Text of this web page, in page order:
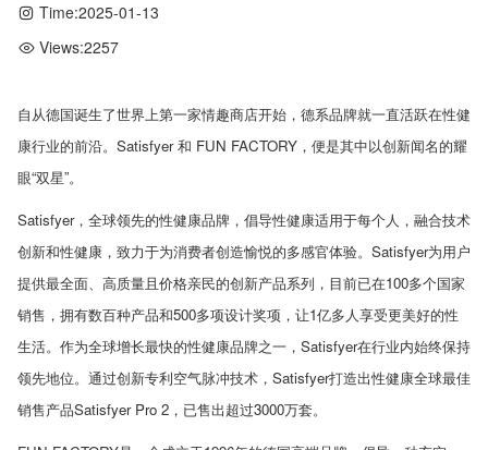
Time:2025-01-13
Views:2257
自从德国诞生了世界上第一家情趣商店开始，德系品牌就一直活跃在性健
康行业的前沿。 Satisfyer和 FUN FACTORY ，便是其中以创新闻名的耀
眼“双星”。
Satisfyer，全球领先的性健康品牌，倡导性健康适用于每个人，融合技术
创新和性健康，致力于为消费者创造愉悦的多感官体验。 Satisfyer为用户
提供最全面、高质量且价格亲民的创新产品系列，目前已在100多个国家
销售，拥有数百种产品和500多项设计奖项，让1亿多人享受更美好的性
生活。作为全球增长最快的性健康品牌之一， Satisfyer在行业内始终保持
领先地位。通过创新专利空气脉冲技术， Satisfyer打造出性健康全球最佳
销售产品Satisfyer Pro 2 ，已售出超过3000万套。